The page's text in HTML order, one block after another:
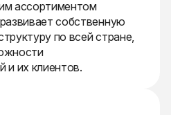
ассортиментом
собственную
по всей стране,
и их клиентов.